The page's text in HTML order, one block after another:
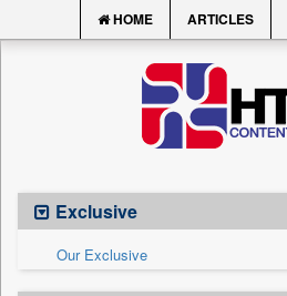
HOME ARTICLES
Exclusive
Our Exclusive